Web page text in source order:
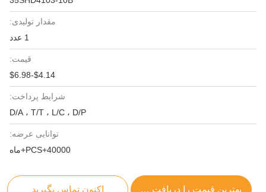
مقدار تولیدی:
قیمت:
$4.14-$6.98
شرایط پرداخت:
D/A ، T/T ، L/C ، D/P
توانایی عرضه:
40000+PCS+ماه
بهترین قیمت را دریافت کنید اکنون تماس بگیرید